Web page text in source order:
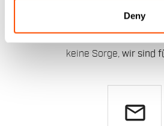
Deny
keine Sorge, wir sind
email